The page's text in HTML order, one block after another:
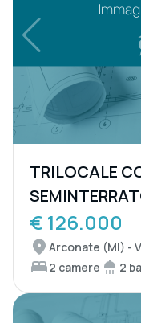
TRILOCALE
€ 126.000
Arconate (MI) -
2 camere
2